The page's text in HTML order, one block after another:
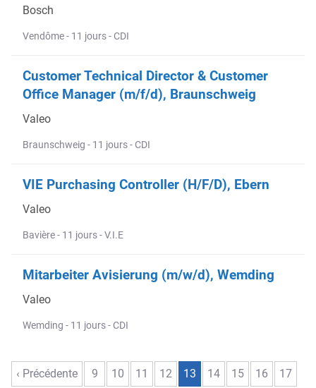
Bosch
Vendôme - 11 jours - CDI
Customer Technical Director & Customer
Office Manager (m/f/d), Braunschweig
Valeo
Braunschweig - 11 jours - CDI
VIE Purchasing Controller (H/F/D), Ebern
Valeo
Bavière - 11 jours - V.I.E
Mitarbeiter Avisierung (m/w/d), Wemding
Valeo
Wemding - 11 jours - CDI
‹ Précédente 9 10 11 12 13 14 15 16
17